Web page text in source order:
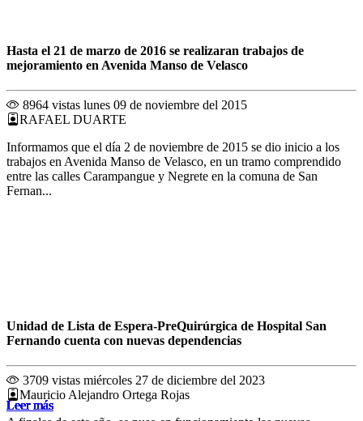
Leer más
Leer más
Leer más
Leer más
Leer más
Hasta el 21 de marzo de 2016 se realizaran trabajos de
mejoramiento en Avenida Manso de Velasco
8964 vistas lunes 09 de noviembre del 2015
RAFAEL DUARTE
Informamos que el día 2 de noviembre de 2015 se dio inicio a los
trabajos en Avenida Manso de Velasco, en un tramo comprendido
entre las calles Carampangue y Negrete en la comuna de San
Fernan...
Leer más
Unidad de Lista de Espera-PreQuirúrgica de Hospital San
Fernando cuenta con nuevas dependencias
3709 vistas miércoles 27 de diciembre del 2023
Mauricio Alejandro Ortega Rojas
Leer más
Leer más
Leer más
Leer más
Leer más
Leer más